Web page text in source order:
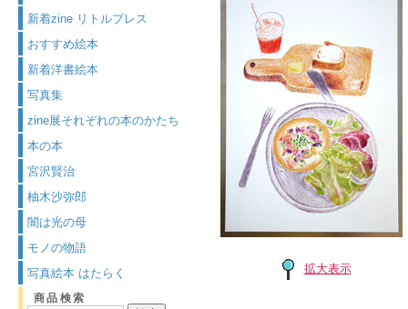
新着zine リトルプレス
おすすめ絵本
新着洋書絵本
写真集
zine展それぞれの本のかたち
本の本
宮沢賢治
柚木沙弥郎
闇は光の母
モノの物語
写真絵本 はたらく
商品検索
拡大表示